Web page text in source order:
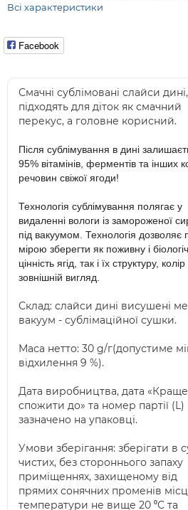
Всі характеристики
Facebook
Смачні сублімовані слайси
підходять для діток як смачний
перекус, а головне корисний.
Після сублімування в дині
95% вітамінів, ферментів та інших
речовин свіжої ягоди!
Технологія сублімування полягає у
видаленні вологи із замороженої
під вакуумом. Технологія дозволяє
мірою зберегти як поживну і
цінність ягід, так і їх структуру, колір
зовнішній вигляд.
Склад: слайси дині висушені
вакуум - сублімаційної сушки.
Маса нетто: 30 g/г(допустиме
відхилення 9 %).
Дата виробництва, дата «Краще
спожити до» та номер партії (L)
зазначено на упаковці.
Умови зберігання: зберігати в
чистих, без стороннього запаху
приміщеннях, захищеному від
прямих сонячних променів
температури не вище 20 ⁰С та